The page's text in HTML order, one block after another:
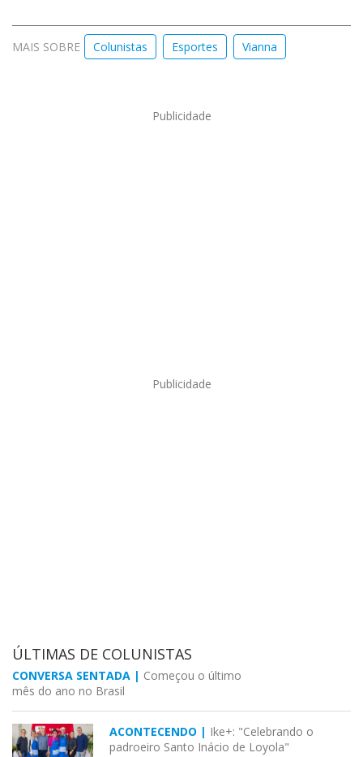
MAIS SOBRE Colunistas Esportes Vianna
Publicidade
Publicidade
ÚLTIMAS DE COLUNISTAS
CONVERSA SENTADA | Começou o último
mês do ano no Brasil
ACONTECENDO | Ike+: "Celebrando o
padroeiro Santo Inácio de Loyola"